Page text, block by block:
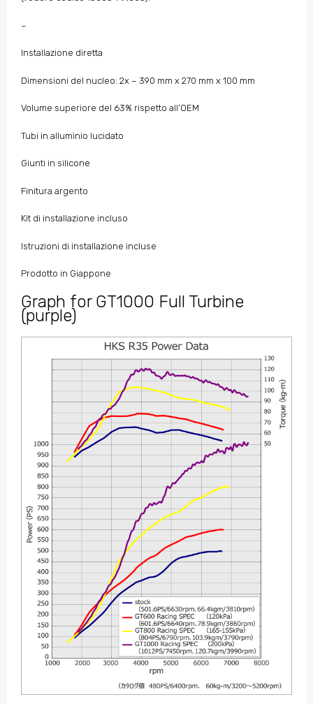
–
Installazione diretta
Dimensioni del nucleo: 2x – 390 mm x 270 mm x 100 mm
Volume superiore del 63% rispetto all’OEM
Tubi in alluminio lucidato
Giunti in silicone
Finitura argento
Kit di installazione incluso
Istruzioni di installazione incluse
Prodotto in Giappone
Graph for GT1000 Full Turbine
(purple)